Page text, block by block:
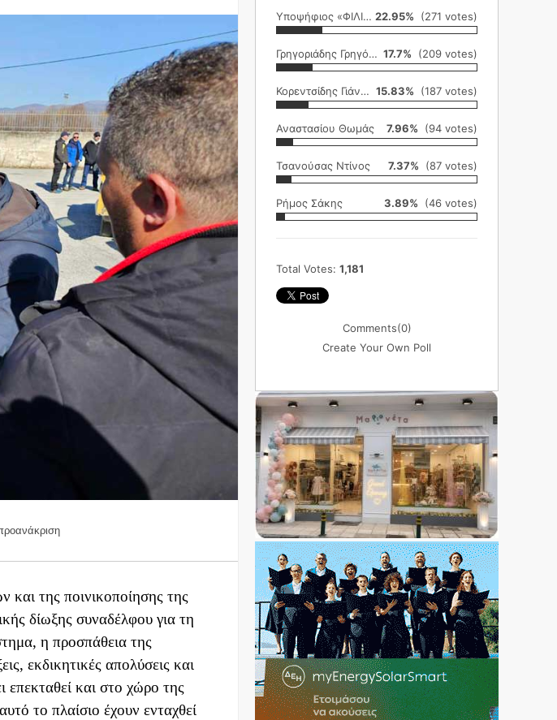
και της ποινικοποίησης της
δίωξης συναδέλφου για τη
η προσπάθεια της
εκδικητικές απολύσεις και
επεκταθεί και στο χώρο της
το πλαίσιο έχουν ενταχθεί
Υποψήφιος «ΦΙΛΙΚΗ ΕΤΑΙΡΕΙΑ» 22.95% (271 votes)
Γρηγοριάδης Γρηγόρης 17.7% (209 votes)
Κορεντσίδης Γιάννης 15.83% (187 votes)
Αναστασίου Θωμάς 7.96% (94 votes)
Τσανούσας Ντίνος 7.37% (87 votes)
Ρήμος Σάκης 3.89% (46 votes)
Total Votes: 1,181
Comments(0)
Create Your Own Poll